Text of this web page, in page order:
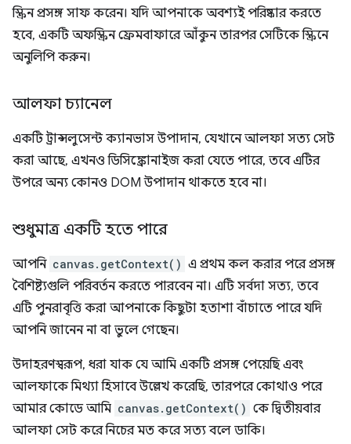
স্ক্রিন প্রসঙ্গ সাফ করেন। যদি আপনাকে অবশ্যই পরিষ্কার করতে
হবে, একটি অফস্ক্রিন ফ্রেমবাফারে আঁকুন তারপর সেটিকে স্ক্রিনে
অনুলিপি করুন।
আলফা চ্যানেল
একটি ট্রান্সলুসেন্ট ক্যানভাস উপাদান, যেখানে আলফা সত্য সেট
করা আছে, এখনও ডিসিঙ্ক্রোনাইজ করা যেতে পারে, তবে এটির
উপরে অন্য কোনও DOM উপাদান থাকতে হবে না।
শুধুমাত্র একটি হতে পারে
আপনি canvas.getContext() এ প্রথম কল করার পরে প্রসঙ্গ
বৈশিষ্ট্যগুলি পরিবর্তন করতে পারবেন না। এটি সর্বদা সত্য, তবে
এটি পুনরাবৃত্তি করা আপনাকে কিছুটা হতাশা বাঁচাতে পারে যদি
আপনি জানেন না বা ভুলে গেছেন।
উদাহরণস্বরূপ, ধরা যাক যে আমি একটি প্রসঙ্গ পেয়েছি এবং
আলফাকে মিথ্যা হিসাবে উল্লেখ করেছি, তারপরে কোথাও পরে
আমার কোডে আমি canvas.getContext() কে দ্বিতীয়বার
আলফা সেট করে নিচের মত করে সত্য বলে ডাকি।